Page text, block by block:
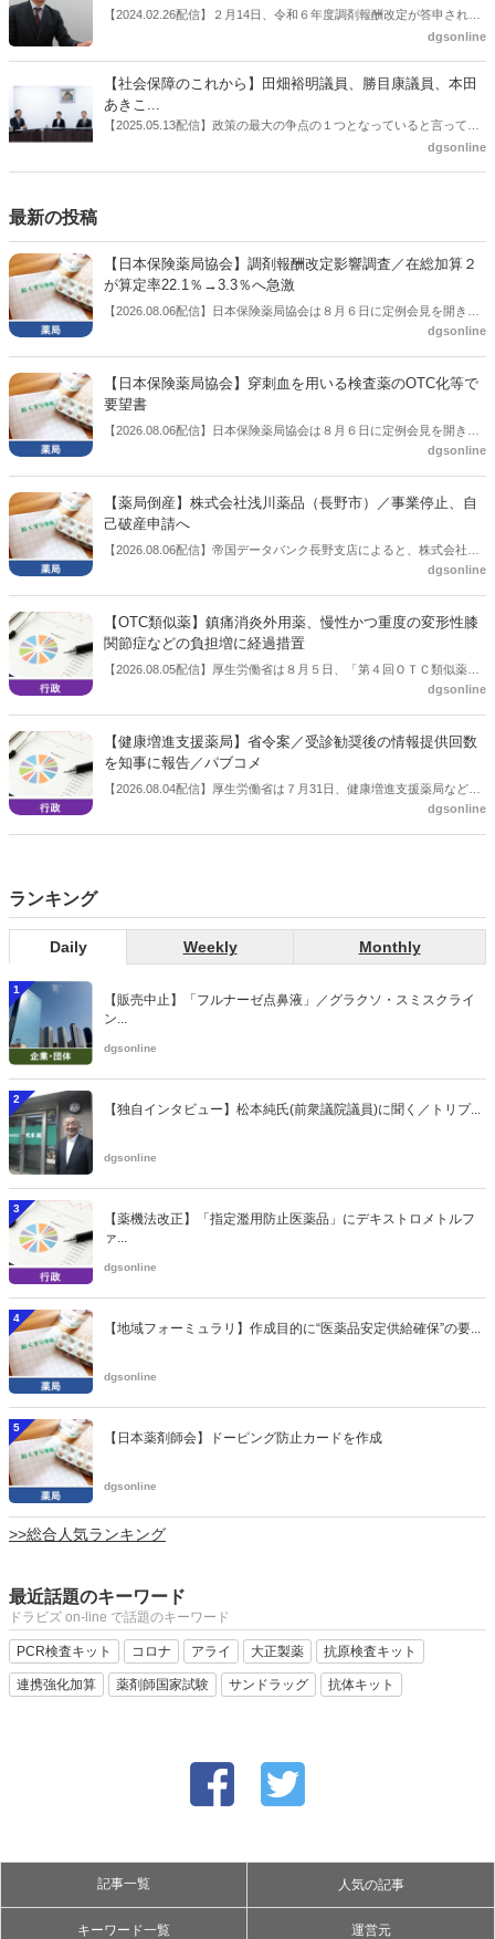
飯田市）は、会員薬局から安定供給確保への強い要望があったことを
受け、安定供給確保が見込めるPPI３成分について銘柄を含めて選定
【2024.02.26配信】２月14日、令和６年度調剤報酬改定が答申され
た。本紙では、厚生労働省保険局医療課・薬剤管理官の安川孝志氏
dgsonline
【社会保障のこれから】田畑裕明議員、勝目康議員、本田
あきこ...
【2025.05.13配信】政策の最大の争点の１つとなっていると言っても
よいのが社会保障のこれからのあり方だ。特に与党では、政府関係者
dgsonline
最新の投稿
【日本保険薬局協会】調剤報酬改定影響調査／在総加算２
が算定率22.1％→3.3％へ急激
【2026.08.06配信】日本保険薬局協会は８月６日に定例会見を開き、
「令和８年度調剤報酬改定に係る保険薬局への影響」の調査結果を公
3.3％へ大きく低下した。
dgsonline
【日本保険薬局協会】穿刺血を用いる検査薬のOTC化等で
要望書
【2026.08.06配信】日本保険薬局協会は８月６日に定例会見を開き、
「穿刺血を用いる検査薬のOTC化等に関する要望書」を厚生労働省 医
dgsonline
【薬局倒産】株式会社浅川薬品（長野市）／事業停止、自
己破産申請へ
【2026.08.06配信】帝国データバンク長野支店によると、株式会社浅
川薬品（長野市）は7月31日に事業を停止し、自己破産申請の準備に
dgsonline
【OTC類似薬】鎮痛消炎外用薬、慢性かつ重度の変形性膝
関節症などの負担増に経過措置
【2026.08.05配信】厚生労働省は８月５日、「第４回ＯＴＣ類似薬の
保険給付の見直しの実施に向けた技術的検討会」を開催。「中間とり
会等に報告し、令和８年秋頃を目途に結論を得る予定。
dgsonline
【健康増進支援薬局】省令案／受診勧奨後の情報提供回数
を知事に報告／パブコメ
【2026.08.04配信】厚生労働省は７月31日、健康増進支援薬局などに
関する省令案を示し、パブコメを開始した。受診勧奨を行った後に、
dgsonline
ランキング
Daily Weekly Monthly
1
【販売中止】「フルナーゼ点鼻液」／グラクソ・スミスクライ
ン...
dgsonline
2
【独自インタビュー】松本純氏(前衆議院議員)に聞く／トリプ...
dgsonline
3
【薬機法改正】「指定濫用防止医薬品」にデキストロメトルフ
ァ...
dgsonline
4
【地域フォーミュラリ】作成目的に“医薬品安定供給確保”の要...
dgsonline
5
【日本薬剤師会】ドーピング防止カードを作成
dgsonline
>>総合人気ランキング
最近話題のキーワード
ドラビズ on-line で話題のキーワード
PCR検査キット コロナ アライ 大正製薬 抗原検査キット
連携強化加算 薬剤師国家試験 サンドラッグ 抗体キット
記事一覧 人気の記事
キーワード一覧 運営元